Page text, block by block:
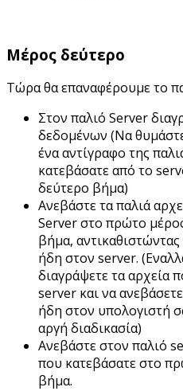
Μέρος δεύτερο
Τώρα θα επαναφέρουμε το
Στον παλιό Server
δεδομένων (Να
ένα αντίγραφο της
κατεβάσατε από το
δεύτερο βήμα)
Ανεβάστε τα παλιά
Server στο πρώτο
βήμα,
ήδη στον server.
διαγράψετε τα αρχεία
server και να
ήδη στον υπολογιστή
αργή διαδικασία)
Ανεβάστε στον παλιό
που κατεβάσατε στο
βήμα.